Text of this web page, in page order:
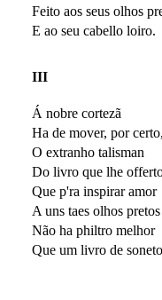
Feito aos seus olhos
E ao seu cabello loiro.
III
Á nobre cortezã
Ha de mover, por certo,
O extranho talisman
Do livro que lhe
Que p'ra inspirar amor
A uns taes olhos pretos
Não ha philtro melhor
Que um livro de